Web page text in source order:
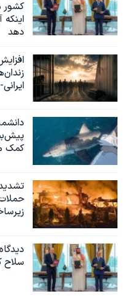
کشور
دهد
کمک
سلاح